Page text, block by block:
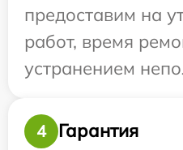
предоставим на
работ, время
устранением
4 Гарантия